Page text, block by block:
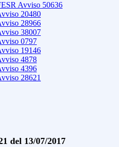
Avviso 50636
20480
28966
38007
0797
19146
4878
4396
28621
del 13/07/2017